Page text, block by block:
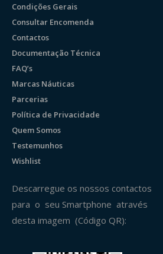
Condições Gerais
Consultar Encomenda
Contactos
Documentação Técnica
FAQ’s
Marcas Náuticas
Parcerias
Política de Privacidade
Quem Somos
Testemunhos
Wishlist
Descarregue os nossos contactos
para o seu Smartphone através
desta imagem (Código QR):